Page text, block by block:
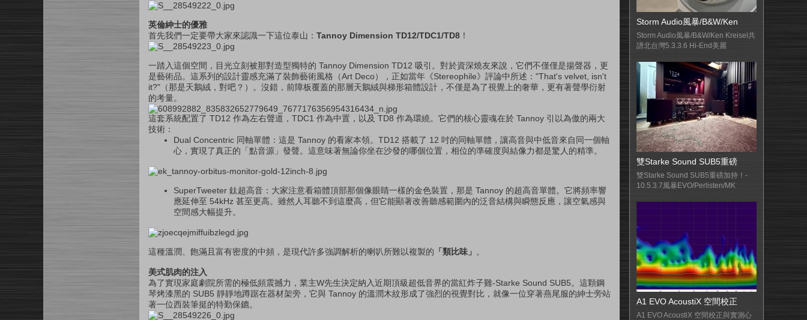
英倫紳士的優雅
首先我們一定要帶大家來認識一下這位泰山： Tannoy Dimension TD12/TDC1/TD8 ！
一踏入這個空間，目光立刻被那對造型獨特的 Tannoy Dimension TD12 吸引。對於資深燒友來說，它們不僅僅是揚聲器，更
是藝術品。這系列的設計靈感充滿了裝飾藝術風格（Art Deco），正如當年《Stereophile》評論中所述："That's velvet, isn't
it?"（那是天鵝絨，對吧？）。沒錯，前障板覆蓋的那層天鵝絨與梯形箱體設計，不僅是為了視覺上的奢華，更有著聲學衍射
的考量。
這套系統配置了 TD12 作為左右聲道，TDC1 作為中置，以及 TD8 作為環繞。它們的核心靈魂在於 Tannoy 引以為傲的兩大
技術：
Dual Concentric 同軸單體：這是 Tannoy 的看家本領。TD12 搭載了 12 吋的同軸單體，讓高音與中低音來自同一個軸
心，實現了真正的「點音源」發聲。這意味著無論你坐在沙發的哪個位置，相位的準確度與結像力都是驚人的精準。
SuperTweeter 鈦超高音：大家注意看箱體頂部那個像眼睛一樣的金色裝置，那是 Tannoy 的超高音單體。它將頻率響
應延伸至 54kHz 甚至更高。雖然人耳聽不到這麼高，但它能顯著改善聽感範圍內的泛音結構與瞬態反應，讓空氣感與
空間感大幅提升。
這種溫潤、飽滿且富有密度的中頻，是現代許多強調解析的喇叭所難以複製的 「類比味」 。
美式肌肉的注入
為了實現家庭劇院所需的極低頻震撼力，業主W先生決定納入近期頂級超低音界的當紅炸子雞-Starke Sound SUB5。這顆鋼
琴烤漆黑的 SUB5 靜靜地蹲踞在器材架旁，它與 Tannoy 的溫潤木紋形成了強烈的視覺對比，就像一位穿著燕尾服的紳士旁站
著一位西裝筆挺的特勤保鑣。
Storm Audio風暴/B&W/Ken
Storm Audio風暴/B&W/Ken Kreisel共
譜北台灣5.3.3.6 Hi-End美麗
雙Starke Sound SUB5重磅
雙Starke Sound SUB5重磅加持！-
10.5.3.7風暴EVO/Perlisten/MK
A1 EVO AcoustiX 空間校正
A1 EVO AcoustiX 空間校正與實測心